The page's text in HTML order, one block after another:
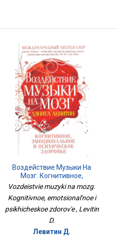
Воздействие Музыки На
Мозг. Когнитивное,
Эмоциональное И
Психическое Здоровье
Vozdeistvie muzyki na mozg.
Kognitivnoe, emotsional'noe i
psikhicheskoe zdorov'e , Levitin
D.
Левитин Д.